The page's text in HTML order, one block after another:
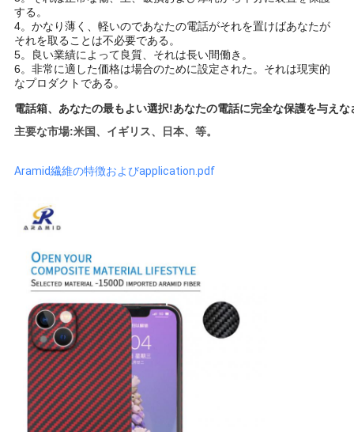
PRIVACY
POLICY
する。
4。かなり薄く、軽いのであなたの電話がそれを置けばあなたが
それを取ることは不必要である。
5。良い業績によって良質、それは長い間働き。
6。非常に適した価格は場合のために設定された。それは現実的
なプロダクトである。
電話箱、あなたの最もよい選択!あなたの電話に完全な保護を与えな
主要な市場:米国、イギリス、日本、等。
Aramid繊維の特徴およびapplication.pdf